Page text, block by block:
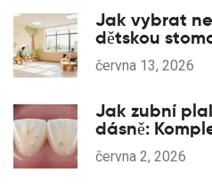
Jak vybrat
dětskou
průvodce pro
června 13, 2026
Jak zubní
dásně:
prevencí a
června 2, 2026